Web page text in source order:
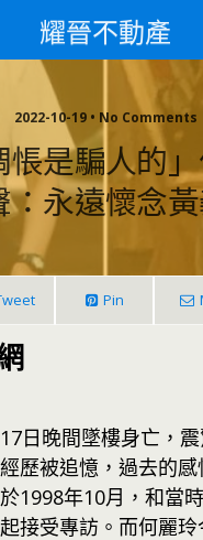
耀晉不動產
2022-10-19 • No Comments
悵是騙人的
：永遠懷念
Pin
日晚間墜樓身亡，
歷被追憶，過去的
1998年10月，和當
接受專訪。而何麗玲